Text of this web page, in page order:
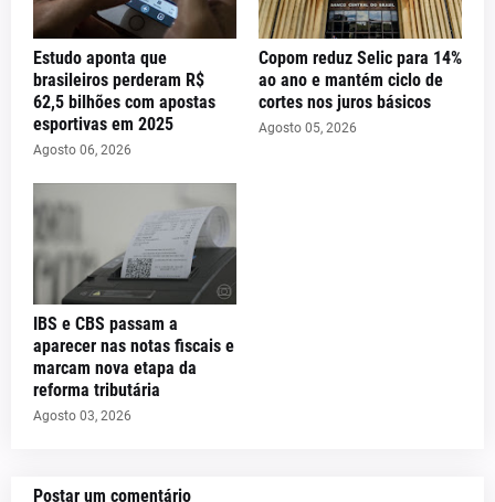
Estudo aponta que
brasileiros perderam R$
62,5 bilhões com apostas
esportivas em 2025
Agosto 06, 2026
Copom reduz Selic para 14%
ao ano e mantém ciclo de
cortes nos juros básicos
Agosto 05, 2026
IBS e CBS passam a
aparecer nas notas fiscais e
marcam nova etapa da
reforma tributária
Agosto 03, 2026
Postar um comentário